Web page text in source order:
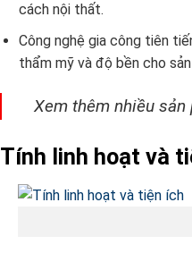
cách nội thất.
Công nghệ gia công tiên
thẩm mỹ và độ bền cho
Xem thêm nhiều
Tính linh hoạt và